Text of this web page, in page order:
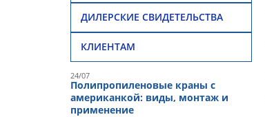
ДИЛЕРСКИЕ СВИДЕТЕЛЬСТВА
КЛИЕНТАМ
24/07
Полипропиленовые краны с
американкой: виды, монтаж и
применение